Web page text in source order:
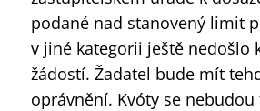
podané nad stanovený limit
v jiné kategorii ještě nedošlo
žádostí. Žadatel bude mít
oprávnění. Kvóty se